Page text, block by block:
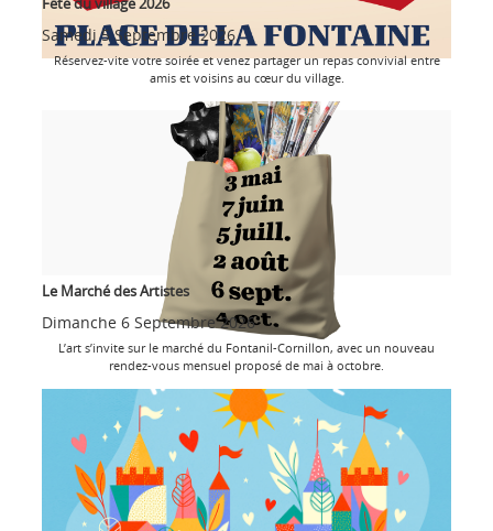
Samedi 5 Septembre 2026
Réservez-vite votre soirée et venez partager un repas convivial entre
amis et voisins au cœur du village.
Le Marché des Artistes
Dimanche 6 Septembre 2026
L’art s’invite sur le marché du Fontanil-Cornillon, avec un nouveau
rendez-vous mensuel proposé de mai à octobre.